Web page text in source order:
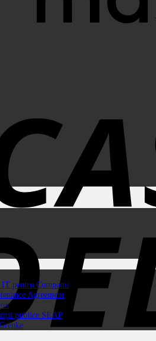
pentru Companii
Agreement
publice SEAP